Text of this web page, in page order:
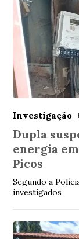
Investigação
Dupla
energia
Picos
Segundo a
investigados